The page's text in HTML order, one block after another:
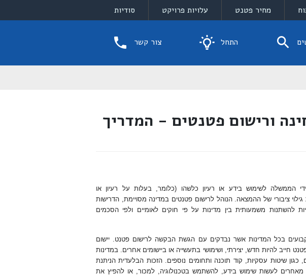
מחיר פטנט עלויות פרויקט סודיות
התחל צור קשר
ורישום פטנטים - המדריך
הממשלה לשימוש בידע או רעיון כלשהו (כלומר, בעלות על רעיון או
ציבורי של ההמצאה. הנוהל לרישום פטנטים במדינה מסויימת, הדרישות
להשתנות משמעותית בין מדינות על פי חוקים לאומיים ולפי הסכמים
בכל המדינות אשר נבדקים עם הגשת הבקשה לרישום פטנט. יישום
חייב להיות חדש, יצירתי, ושימושי בתעשייה או ביישומים אחרים. במדינות
שיטות עסקיות, קוד תוכנה ותחומים נוספים. הזכות הבלעדית הניתנת
לעשות שימוש בידע, להשתמש בטכנולוגיה, למכור, או להפיץ את